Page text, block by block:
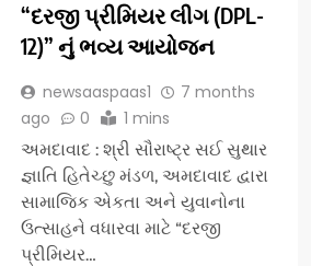
“દરજી પ્રીમિયર લીગ (DPL-
12)” નું ભવ્ય આયોજન
newsaaspaas1
7 months
ago
0 1 mins
અમદાવાદ : શ્રી સૌરાષ્ટ્ર સઈ સુથાર
જ્ઞાતિ હિતેચ્છુ મંડળ, અમદાવાદ દ્વારા
સામાજિક એકતા અને યુવાનોના
ઉત્સાહને વધારવા માટે “દરજી
પ્રીમિયર…